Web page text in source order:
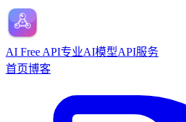
AI Free API专业AI模型API服务
首页博客